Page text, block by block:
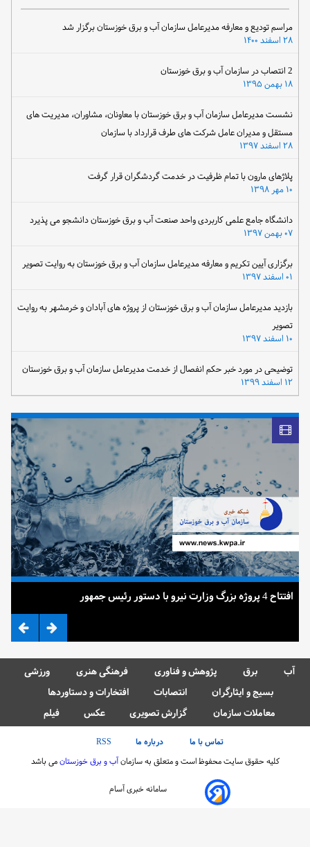
مراسم تودیع و معارفه مدیرعامل سازمان آب و برق خوزستان برگزار شد
۲۸ اسفند ۱۴۰۰
۱۸ بهمن ۱۳۹۵
نشست مدیرعامل سازمان آب و برق خوزستان با معاونان، مشاوران، مدیریت های
مستقل و مدیران عامل شرکت های طرف قرارداد با سازمان
۲۸ اسفند ۱۳۹۷
پلاژهای مارون با تمام ظرفیت در خدمت گردشگران قرار گرفت
دانشگاه جامع علمی کاربردی واحد صنعت آب و برق خوزستان دانشجو می پذیرد
۰۷ بهمن ۱۳۹۷
برگزاری آیین تکریم و معارفه مدیرعامل سازمان آب و برق خوزستان به روایت تصویر
بازدید مدیرعامل سازمان آب و برق خوزستان از پروژه های آبادان و خرمشهر به روایت
تصویر
توضیحی در مورد خبر حکم انفصال از خدمت مدیرعامل سازمان آب و برق خوزستان
۱۲ اسفند ۱۳۹۹
افتتاح 4 پروژه بزرگ وزارت نیرو با دستور رئیس جمهور
آب برق پژوهش و فناوری فرهنگی هنری
ورزشی
بسیج و ایثارگران
انتصابات
افتخارات و دستاوردها
معاملات سازمان
گزارش تصویری عکس فیلم
تماس با ما درباره ما
RSS
کلیه حقوق سایت محفوظ است و متعلق به سازمانآب و برق خوزستانمی باشد
سامانه خبری آسام